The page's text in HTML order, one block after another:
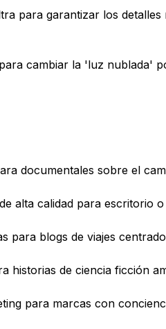
para garantizar los
cambiar la 'luz nublada'
documentales sobre el
alta calidad para escritorio
para blogs de viajes
historias de ciencia ficción
para marcas con